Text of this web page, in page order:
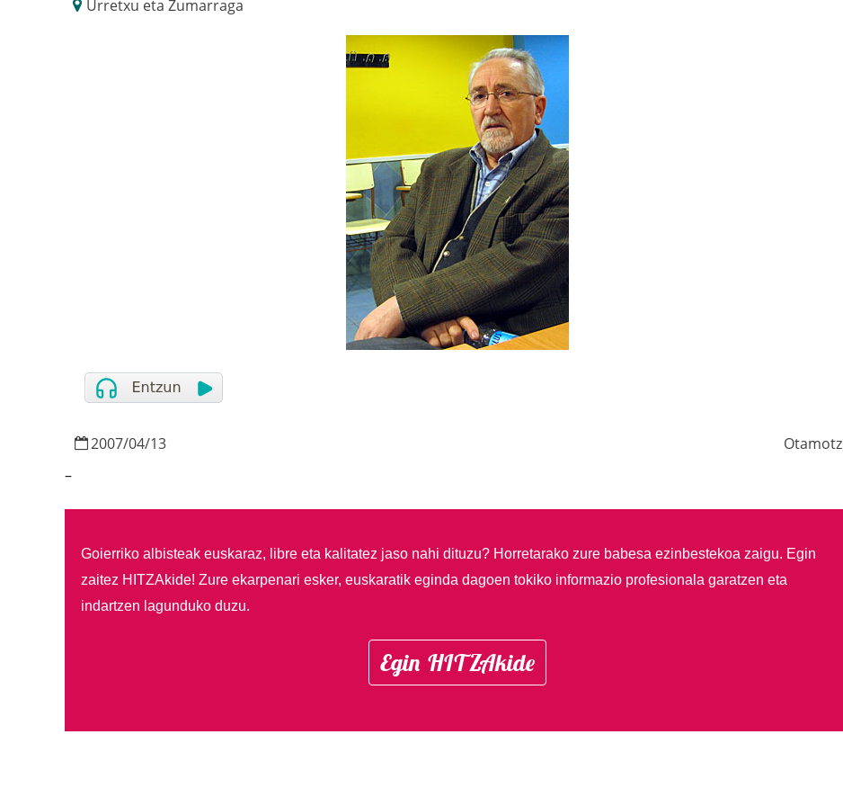
Urretxu eta Zumarraga
2007/04/13
Otamotz
–
Goierriko albisteak euskaraz, libre eta kalitatez jaso nahi dituzu? Horretarako zure babesa ezinbestekoa zaigu. Egin
zaitez HITZAkide! Zure ekarpenari esker, euskaratik eginda dagoen tokiko informazio profesionala garatzen eta
indartzen lagunduko duzu.
Egin HITZAkide